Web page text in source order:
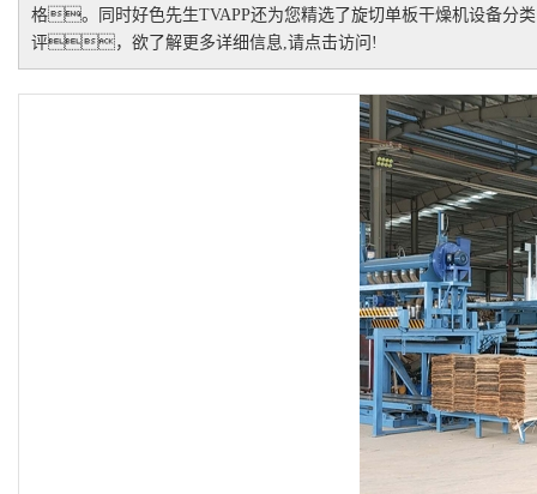
格。同时好色先生TVAPP还为您精选了旋切单板干燥机设备分
评，欲了解更多详细信息,请点击访问!